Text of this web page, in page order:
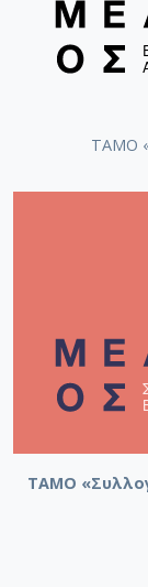
ΤΑΜΟ
ΤΑΜΟ